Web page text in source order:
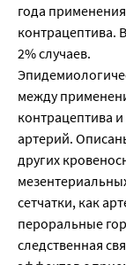
года
контрацептива.
2% случаев.
между
контрацептива
артерий.
других
сетчатки, как
пероральные
следственная